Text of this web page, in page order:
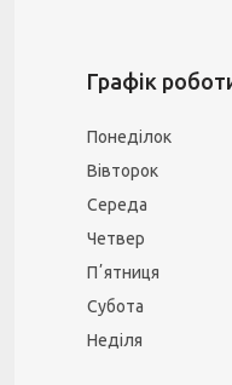
Графік
Понеділок
Вівторок
Середа
Четвер
Пʼятниця
Субота
Неділя